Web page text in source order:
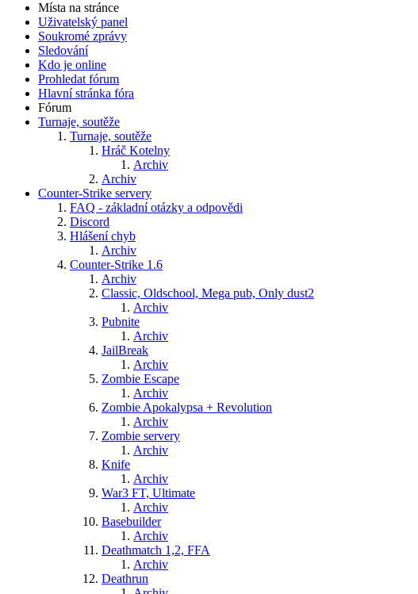
Místa na stránce
Uživatelský panel
Soukromé zprávy
Sledování
Kdo je online
Prohledat fórum
Hlavní stránka fóra
Fórum
Turnaje, soutěže
Turnaje, soutěže
Hráč Kotelny
Archiv
Archiv
Counter-Strike servery
FAQ - základní otázky a odpovědi
Discord
Hlášení chyb
Archiv
Counter-Strike 1.6
Archiv
Classic, Oldschool, Mega pub, Only dust2
Archiv
Pubnite
Archiv
JailBreak
Archiv
Zombie Escape
Archiv
Zombie Apokalypsa + Revolution
Archiv
Zombie servery
Archiv
Knife
Archiv
War3 FT, Ultimate
Archiv
Basebuilder
Archiv
Deathmatch 1,2, FFA
Archiv
Deathrun